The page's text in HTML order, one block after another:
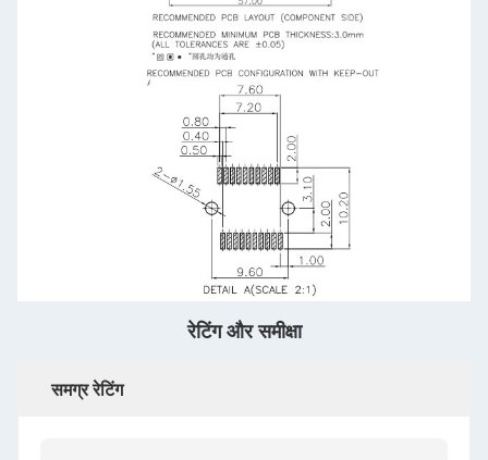
रेटिंग और समीक्षा
समग्र रेटिंग